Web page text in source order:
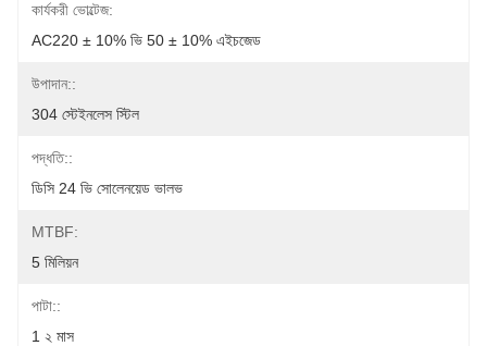
কার্যকরী ভোল্টেজ:
AC220 ± 10% ভি 50 ± 10% এইচজেড
উপাদান::
304 স্টেইনলেস স্টিল
পদ্ধতি::
ডিসি 24 ভি সোলেনয়েড ভালভ
MTBF:
5 মিলিয়ন
পাটা::
1 ২ মাস